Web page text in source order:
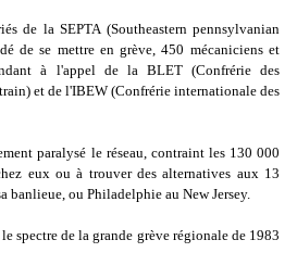
de la SEPTA (Southeastern pennsylvanian
de se mettre en grève, 450 mécaniciens et
à l'appel de la BLET (Confrérie des
et de l'IBEW (Confrérie internationale des
paralysé le réseau, contraint les 130 000
eux ou à trouver des alternatives aux 13
banlieue, ou Philadelphie au New Jersey.
spectre de la grande grève régionale de 1983